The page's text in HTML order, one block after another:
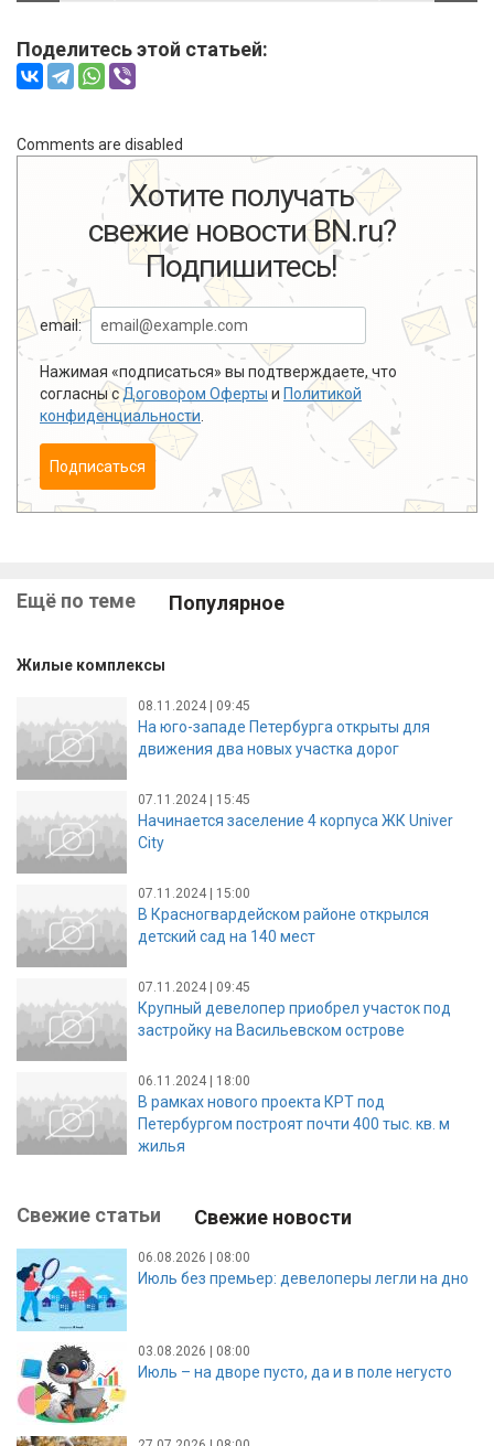
Поделитесь этой статьей:
Comments are disabled
Хотите получать
свежие новости BN.ru?
Подпишитесь!
email:
Нажимая «подписаться» вы подтверждаете, что
согласны сДоговором Оферты и Политикой
конфиденциальности
Подписаться
Ещё по теме Популярное
Жилые комплексы
08.11.2024 | 09:45
На юго-западе Петербурга открыты для
движения два новых участка дорог
07.11.2024 | 15:45
Начинается заселение 4 корпуса ЖК Univer
City
07.11.2024 | 15:00
В Красногвардейском районе открылся
детский сад на 140 мест
07.11.2024 | 09:45
Крупный девелопер приобрел участок под
застройку на Васильевском острове
06.11.2024 | 18:00
В рамках нового проекта КРТ под
Петербургом построят почти 400 тыс. кв. м
жилья
Свежие статьи Свежие новости
06.08.2026 | 08:00
Июль без премьер: девелоперы легли на дно
03.08.2026 | 08:00
Июль – на дворе пусто, да и в поле негусто